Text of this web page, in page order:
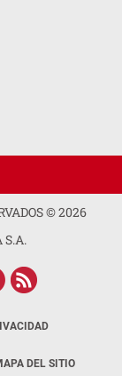
©2026
S.A.
DEL SITIO